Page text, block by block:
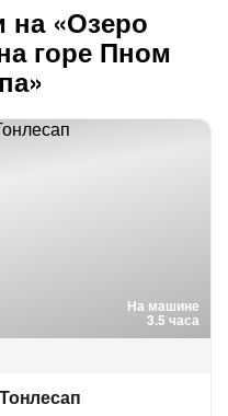
на «Озеро
горе Пном
На машине
3.5 часа